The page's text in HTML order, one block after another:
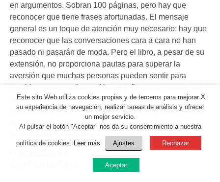
en argumentos. Sobran 100 páginas, pero hay que
reconocer que tiene frases afortunadas. El mensaje
general es un toque de atención muy necesario: hay que
reconocer que las conversaciones cara a cara no han
pasado ni pasarán de moda. Pero el libro, a pesar de su
extensión, no proporciona pautas para superar la
aversión que muchas personas pueden sentir para
entablar conversaciones. No me refiero a personas con
abierta fobia social, sino a algo mucho más común, cierta
reluctancia a coger el teléfono y hablar, o a conversar de
manera transparente y efectiva en encuentros
X
Este sito Web utiliza cookies propias y de terceros para mejorar
su experiencia de navegación, realizar tareas de análisis y ofrecer
un mejor servicio.
Al pulsar el botón "Aceptar" nos da su consentimiento a nuestra
política de cookies. Leer más Ajustes Rechazar
Aceptar